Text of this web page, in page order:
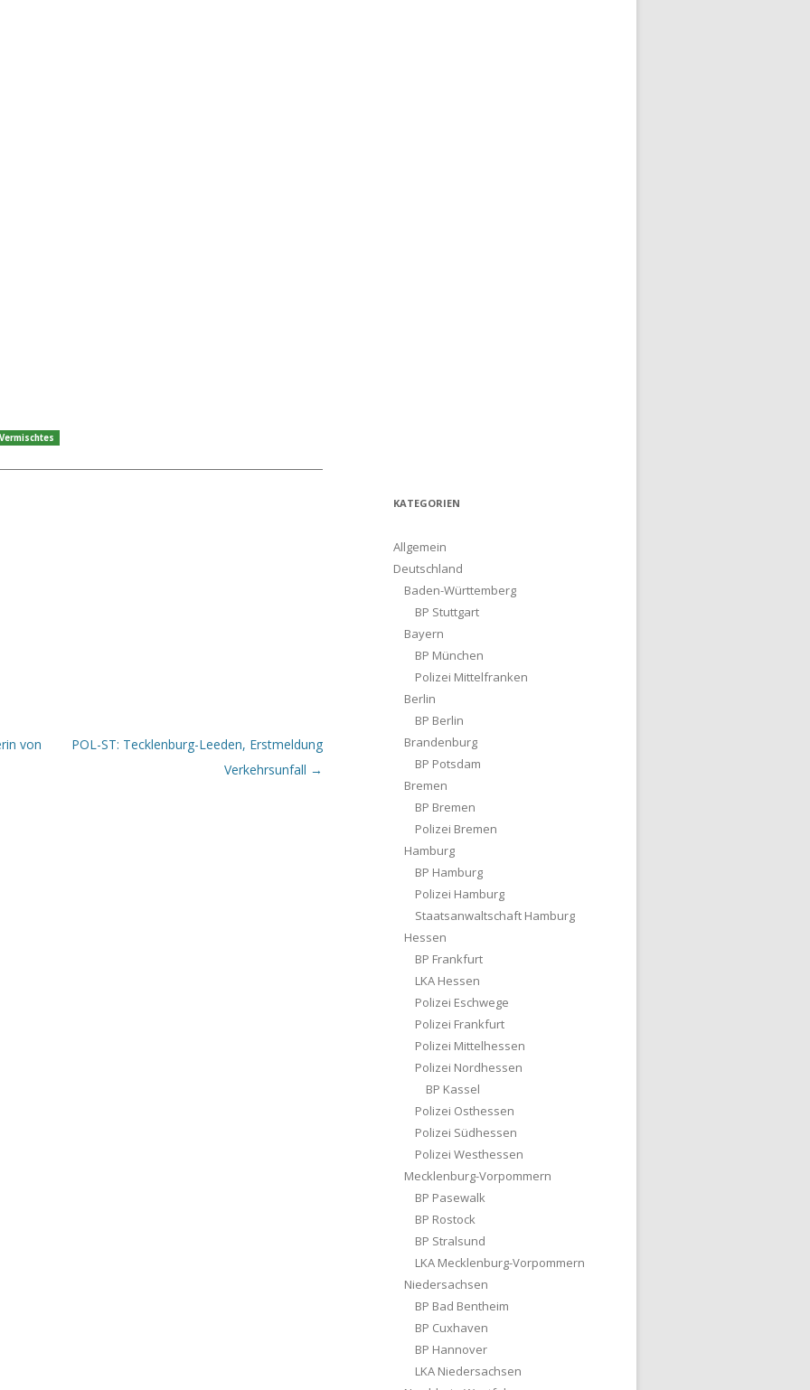
Vermischtes
von
POL-ST: Tecklenburg-Leeden, Erstmeldung
Verkehrsunfall →
KATEGORIEN
Allgemein
Deutschland
Baden-Württemberg
BP Stuttgart
Bayern
BP München
Polizei Mittelfranken
Berlin
BP Berlin
Brandenburg
BP Potsdam
Bremen
BP Bremen
Polizei Bremen
Hamburg
BP Hamburg
Polizei Hamburg
Staatsanwaltschaft Hamburg
Hessen
BP Frankfurt
LKA Hessen
Polizei Eschwege
Polizei Frankfurt
Polizei Mittelhessen
Polizei Nordhessen
BP Kassel
Polizei Osthessen
Polizei Südhessen
Polizei Westhessen
Mecklenburg-Vorpommern
BP Pasewalk
BP Rostock
BP Stralsund
LKA Mecklenburg-Vorpommern
Niedersachsen
BP Bad Bentheim
BP Cuxhaven
BP Hannover
LKA Niedersachsen